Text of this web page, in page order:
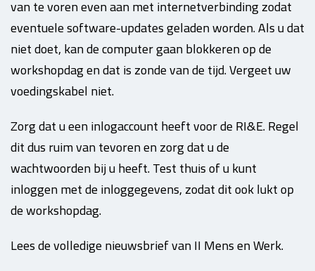
van te voren even aan met internetverbinding zodat
eventuele software-updates geladen worden. Als u dat
niet doet, kan de computer gaan blokkeren op de
workshopdag en dat is zonde van de tijd. Vergeet uw
voedingskabel niet.
Zorg dat u een inlogaccount heeft voor de RI&E. Regel
dit dus ruim van tevoren en zorg dat u de
wachtwoorden bij u heeft. Test thuis of u kunt
inloggen met de inloggegevens, zodat dit ook lukt op
de workshopdag.
Lees de volledige nieuwsbrief van II Mens en Werk.